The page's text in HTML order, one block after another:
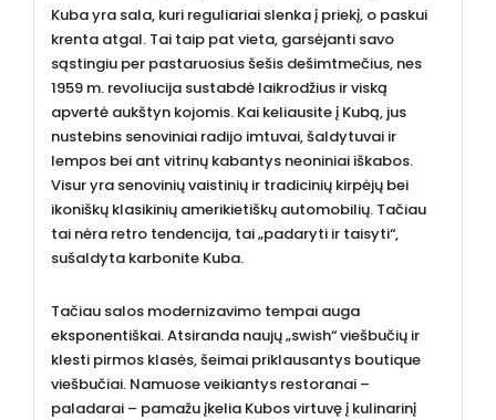
Kuba yra sala, kuri reguliariai slenka į priekį, o paskui
krenta atgal. Tai taip pat vieta, garsėjanti savo
sąstingiu per pastaruosius šešis dešimtmečius, nes
1959 m. revoliucija sustabdė laikrodžius ir viską
apvertė aukštyn kojomis. Kai keliausite į Kubą, jus
nustebins senoviniai radijo imtuvai, šaldytuvai ir
lempos bei ant vitrinų kabantys neoniniai iškabos.
Visur yra senovinių vaistinių ir tradicinių kirpėjų bei
ikoniškų klasikinių amerikietiškų automobilių. Tačiau
tai nėra retro tendencija, tai „padaryti ir taisyti“,
sušaldyta karbonite Kuba.
Tačiau salos modernizavimo tempai auga
eksponentiškai. Atsiranda naujų „swish“ viešbučių ir
klesti pirmos klasės, šeimai priklausantys boutique
viešbučiai. Namuose veikiantys restoranai –
paladarai – pamažu įkelia Kubos virtuvę į kulinarinį